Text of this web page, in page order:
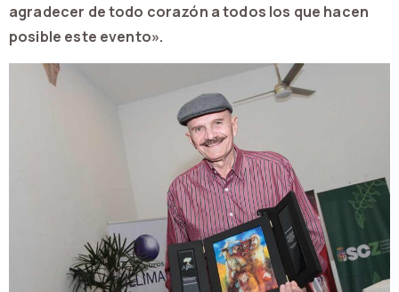
agradecer de todo corazón a todos los que hacen
posible este evento».